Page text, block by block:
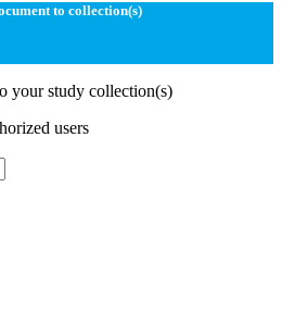
to collection(s)
your study collection(s)
users